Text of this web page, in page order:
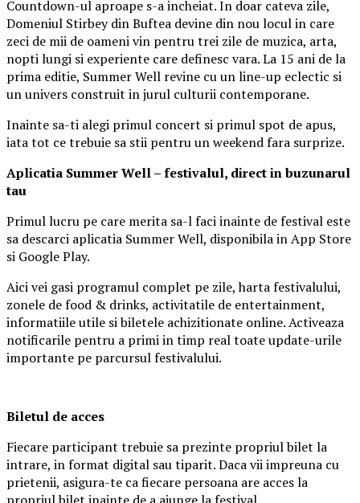
Countdown-ul aproape s-a incheiat. In doar cateva zile,
Domeniul Stirbey din Buftea devine din nou locul in care
zeci de mii de oameni vin pentru trei zile de muzica, arta,
nopti lungi si experiente care definesc vara. La 15 ani de la
prima editie, Summer Well revine cu un line-up eclectic si
un univers construit in jurul culturii contemporane.
Inainte sa-ti alegi primul concert si primul spot de apus,
iata tot ce trebuie sa stii pentru un weekend fara surprize.
Aplicatia Summer Well– festivalul, direct in buzunarul
tau
Primul lucru pe care merita sa-l faci inainte de festival este
sa descarci aplicatia Summer Well, disponibila in App Store
si Google Play.
Aici vei gasi programul complet pe zile, harta festivalului,
zonele de food & drinks, activitatile de entertainment,
informatiile utile si biletele achizitionate online. Activeaza
notificarile pentru a primi in timp real toate update-urile
importante pe parcursul festivalului.
Biletul de acces
Fiecare participant trebuie sa prezinte propriul bilet la
intrare, in format digital sau tiparit. Daca vii impreuna cu
prietenii, asigura-te ca fiecare persoana are acces la